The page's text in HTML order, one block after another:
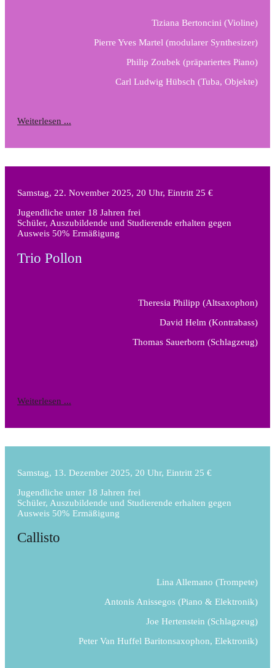
Tiziana Bertoncini (Violine)
Pierre Yves Martel (modularer Synthesizer)
Philip Zoubek (präpariertes Piano)
Carl Ludwig Hübsch (Tuba, Objekte)
Weiterlesen ...
Samstag, 22. November 2025, 20 Uhr, Eintritt 25 €
Jugendliche unter 18 Jahren frei
Schüler, Auszubildende und Studierende erhalten gegen
Ausweis 50% Ermäßigung
Trio Pollon
Theresia Philipp (Altsaxophon)
David Helm (Kontrabass)
Thomas Sauerborn (Schlagzeug)
Weiterlesen ...
Samstag, 13. Dezember 2025, 20 Uhr, Eintritt 25 €
Jugendliche unter 18 Jahren frei
Schüler, Auszubildende und Studierende erhalten gegen
Ausweis 50% Ermäßigung
Callisto
Lina Allemano (Trompete)
Antonis Anissegos (Piano & Elektronik)
Joe Hertenstein (Schlagzeug)
Peter Van Huffel Baritonsaxophon, Elektronik)